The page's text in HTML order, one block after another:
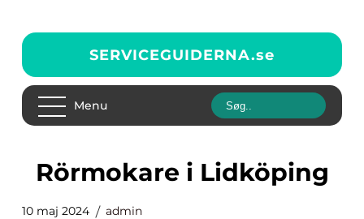
SERVICEGUIDERNA.se
Menu
rörmokare i Lidköping
10 maj 2024 admin